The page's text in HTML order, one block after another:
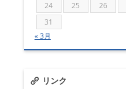
24
25 26
31
« 3月
リンク